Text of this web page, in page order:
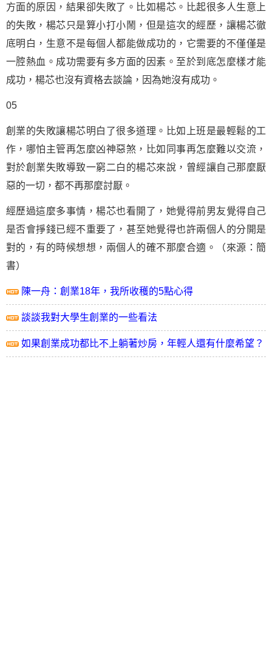
方面的原因，結果卻失敗了。比如楊芯。比起很多人生意上
的失敗，楊芯只是算小打小鬧，但是這次的經歷，讓楊芯徹
底明白，生意不是每個人都能做成功的，它需要的不僅僅是
一腔熱血。成功需要有多方面的因素。至於到底怎麼樣才能
成功，楊芯也沒有資格去談論，因為她沒有成功。
05
創業的失敗讓楊芯明白了很多道理。比如上班是最輕鬆的工
作，哪怕主管再怎麼凶神惡煞，比如同事再怎麼難以交流，
對於創業失敗導致一窮二白的楊芯來說，曾經讓自己那麼厭
惡的一切，都不再那麼討厭。
經歷過這麼多事情，楊芯也看開了，她覺得前男友覺得自己
是否會掙錢已經不重要了，甚至她覺得也許兩個人的分開是
對的，有的時候想想，兩個人的確不那麼合適。（來源：簡
書）
陳一舟：創業18年，我所收穫的5點心得
談談我對大學生創業的一些看法
如果創業成功都比不上躺著炒房，年輕人還有什麼希望？